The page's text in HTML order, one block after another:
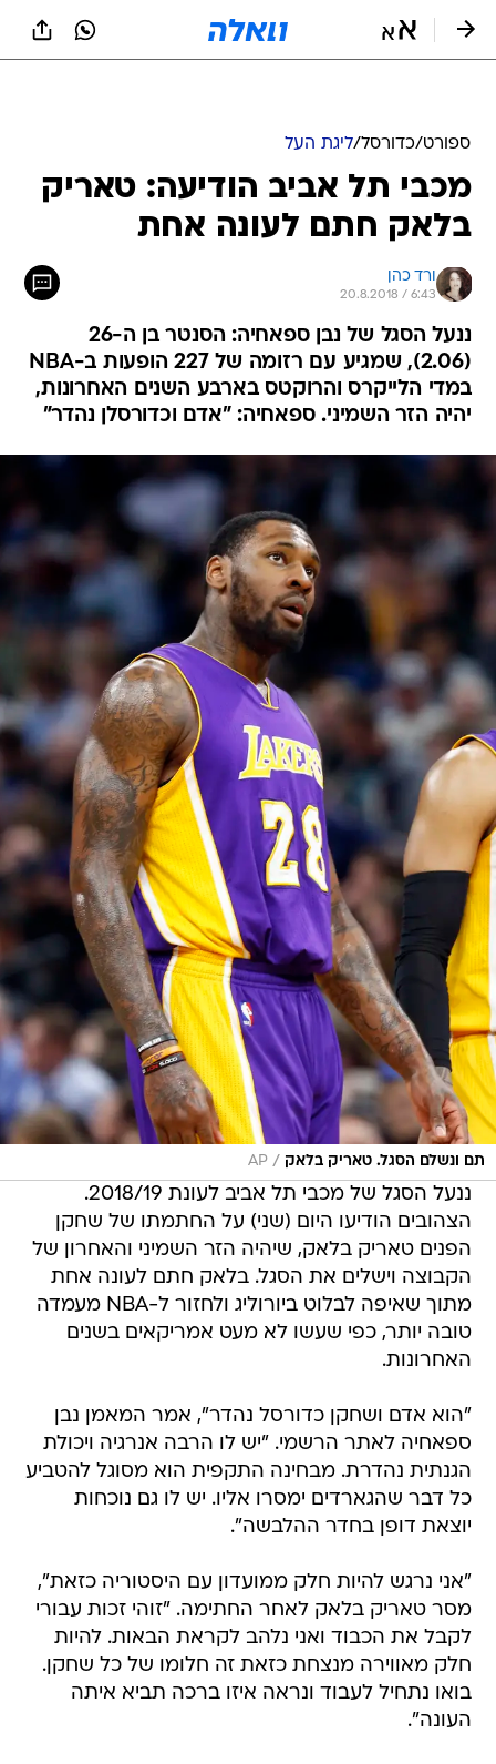
ספורט/כדורסל/ליגת העל
מכבי תל אביב הודיעה: טאריק
בלאק חתם לעונה אחת
ורד כהן
20.8.2018 / 6:43
ננעל הסגל של נבן ספאחיה: הסנטר בן ה-26
(2.06), שמגיע עם רזומה של 227 הופעות ב-NBA
במדי הלייקרס והרוקטס בארבע השנים האחרונות,
יהיה הזר השמיני. ספאחיה: "אדם וכדורסלן נהדר"
תם ונשלם הסגל. טאריק בלאק /
AP
ננעל הסגל של מכבי תל אביב לעונת 2018/19.
הצהובים הודיעו היום (שני) על החתמתו של שחקן
הפנים טאריק בלאק, שיהיה הזר השמיני והאחרון של
הקבוצה וישלים את הסגל. בלאק חתם לעונה אחת
מתוך שאיפה לבלוט ביורוליג ולחזור ל-NBA מעמדה
טובה יותר, כפי שעשו לא מעט אמריקאים בשנים
האחרונות.
"הוא אדם ושחקן כדורסל נהדר", אמר המאמן נבן
ספאחיה לאתר הרשמי. "יש לו הרבה אנרגיה ויכולת
הגנתית נהדרת. מבחינה התקפית הוא מסוגל להטביע
כל דבר שהגארדים ימסרו אליו. יש לו גם נוכחות
יוצאת דופן בחדר ההלבשה".
"אני נרגש להיות חלק ממועדון עם היסטוריה כזאת",
מסר טאריק בלאק לאחר החתימה. "זוהי זכות עבורי
לקבל את הכבוד ואני נלהב לקראת הבאות. להיות
חלק מאווירה מנצחת כזאת זה חלומו של כל שחקן.
בואו נתחיל לעבוד ונראה איזו ברכה תביא איתה
העונה".